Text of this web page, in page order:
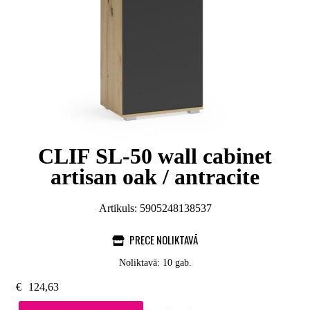
CLIF SL-50 wall cabinet
artisan oak / antracite
Artikuls: 5905248138537
PRECE NOLIKTAVĀ
Noliktavā: 10 gab.
€ 124,63